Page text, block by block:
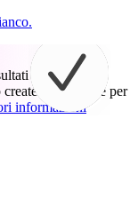
esattamente per
informazioni